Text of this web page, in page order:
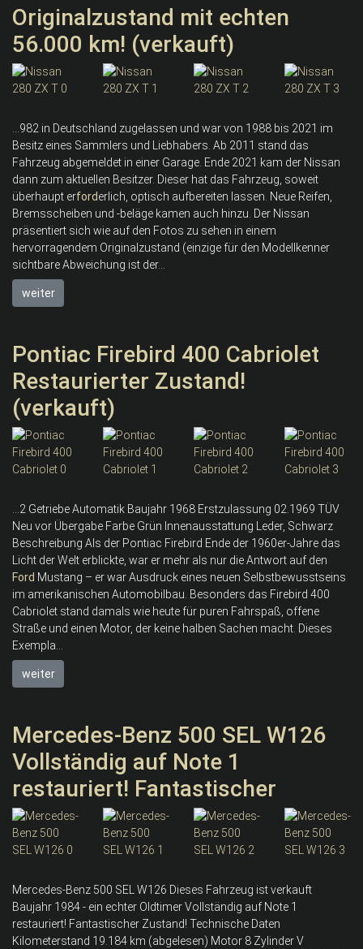
Originalzustand mit echten
56.000 km! (verkauft)
...982 in Deutschland zugelassen und war von 1988 bis 2021 im
Besitz eines Sammlers und Liebhabers. Ab 2011 stand das
Fahrzeug abgemeldet in einer Garage. Ende 2021 kam der Nissan
dann zum aktuellen Besitzer. Dieser hat das Fahrzeug, soweit
überhaupt erforderlich, optisch aufbereiten lassen. Neue Reifen,
Bremsscheiben und -beläge kamen auch hinzu. Der Nissan
präsentiert sich wie auf den Fotos zu sehen in einem
hervorragendem Originalzustand (einzige für den Modellkenner
sichtbare Abweichung ist der...
weiter
Pontiac Firebird 400 Cabriolet
Restaurierter Zustand!
(verkauft)
...2 Getriebe Automatik Baujahr 1968 Erstzulassung 02.1969 TÜV
Neu vor Übergabe Farbe Grün Innenausstattung Leder, Schwarz
Beschreibung Als der Pontiac Firebird Ende der 1960er-Jahre das
Licht der Welt erblickte, war er mehr als nur die Antwort auf den
Ford Mustang – er war Ausdruck eines neuen Selbstbewusstseins
im amerikanischen Automobilbau. Besonders das Firebird 400
Cabriolet stand damals wie heute für puren Fahrspaß, offene
Straße und einen Motor, der keine halben Sachen macht. Dieses
Exempla...
weiter
Mercedes-Benz 500 SEL W126
Vollständig auf Note 1
restauriert! Fantastischer
Mercedes-Benz 500 SEL W126 Dieses Fahrzeug ist verkauft
Baujahr 1984 - ein echter Oldtimer Vollständig auf Note 1
restauriert! Fantastischer Zustand! Technische Daten
Kilometerstand 19.184 km (abgelesen) Motor 8 Zylinder V